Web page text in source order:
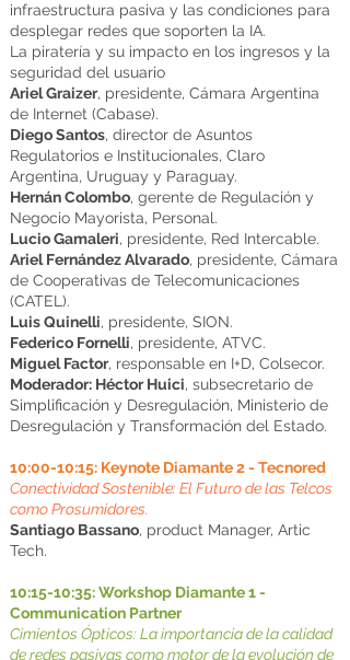
infraestructura pasiva y las condiciones para
desplegar redes que soporten la IA.
La piratería y su impacto en los ingresos y la
seguridad del usuario
Ariel Graizer, presidente, Cámara Argentina
de Internet (Cabase).
Diego Santos, director de Asuntos
Regulatorios e Institucionales, Claro
Argentina, Uruguay y Paraguay.
Hernán Colombo, gerente de Regulación y
Negocio Mayorista, Personal.
Lucio Gamaleri, presidente, Red Intercable.
Ariel Fernández Alvarado, presidente, Cámara
de Cooperativas de Telecomunicaciones
(CATEL).
Luis Quinelli, presidente, SION.
Federico Fornelli, presidente, ATVC.
Miguel Factor, responsable en I+D, Colsecor.
Moderador: Héctor Huici, subsecretario de
Simplificación y Desregulación, Ministerio de
Desregulación y Transformación del Estado.
10:00-10:15: Keynote Diamante 2 - Tecnored
Conectividad Sostenible: El Futuro de las Telcos
como Prosumidores.
Santiago Bassano, product Manager, Artic
Tech.
10:15-10:35: Workshop Diamante 1 -
Communication Partner
Cimientos Ópticos: La importancia de la calidad
de redes pasivas como motor de la evolución de